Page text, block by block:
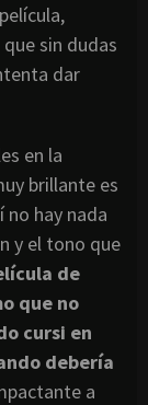
sin dudas
dar
en la
brillante es
hay nada
y el tono que
de
que no
cursi en
debería
a